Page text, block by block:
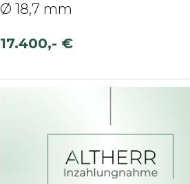
Ø 18,7 mm
17.400,- €